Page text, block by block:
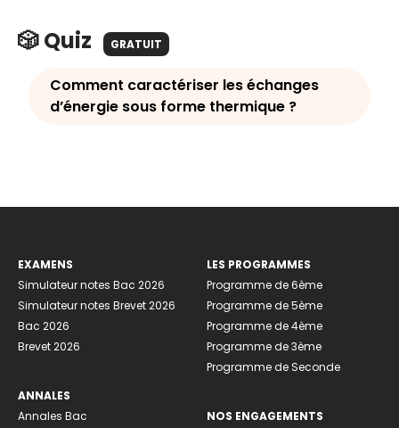
🎲 Quiz GRATUIT
Comment caractériser les échanges
d’énergie sous forme thermique ?
EXAMENS
Simulateur notes Bac 2026
Simulateur notes Brevet 2026
Bac 2026
Brevet 2026
ANNALES
Annales Bac
LES PROGRAMMES
Programme de 6ème
Programme de 5ème
Programme de 4ème
Programme de 3ème
Programme de Seconde
NOS ENGAGEMENTS